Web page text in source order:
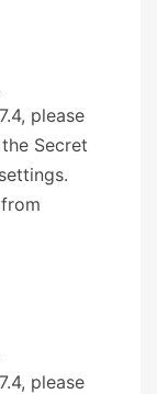
please
Secret
please